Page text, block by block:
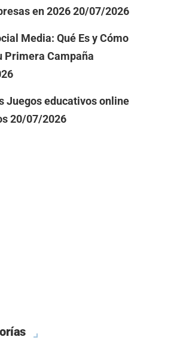
en 2026 20/07/2026
Media: Qué Es y Cómo
Primera Campaña
Juegos educativos online
20/07/2026